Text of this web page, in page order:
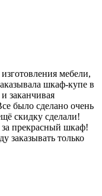
мебели,
шкаф-купе в
заканчивая
было сделано очень
скидку сделали!
за прекрасный шкаф!
заказывать только